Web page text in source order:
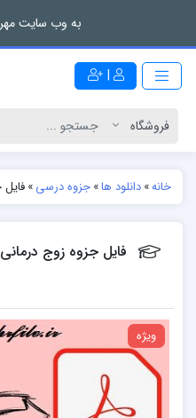
به وب سایت
|
خانه»دانلود ها»جزوه درسی»
فایل جزوه زوج
ویژه